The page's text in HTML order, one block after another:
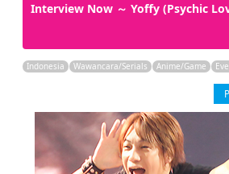
Interview Now ～ Yoffy (Psychic
Indonesia Wawancara/Serials Anime/Game